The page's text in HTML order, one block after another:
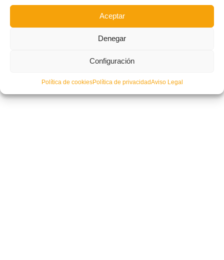
Aceptar
Denegar
Configuración
Política de cookiesPolítica de privacidadAviso Legal